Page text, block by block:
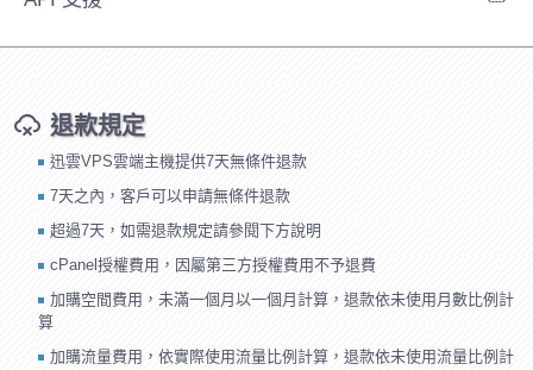
退款規定
迅雲VPS雲端主機提供7天無條件退款
7天之內，客戶可以申請無條件退款
超過7天，如需退款規定請參閱下方說明
cPanel授權費用，因屬第三方授權費用不予退費
加購空間費用，未滿一個月以一個月計算，退款依未使用月數比例計
算
加購流量費用，依實際使用流量比例計算，退款依未使用流量比例計